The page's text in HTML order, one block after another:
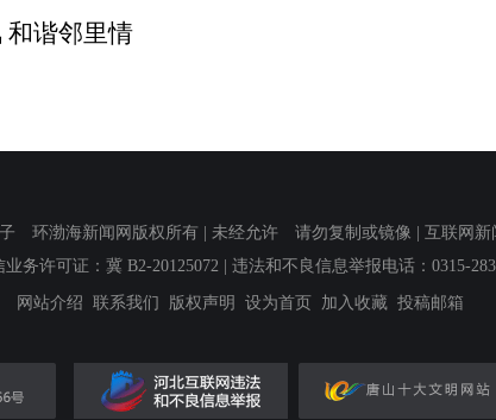
和谐邻里情
环渤海新闻网版权所有 | 未经允许 请勿复制或镜像 | 互联网新
业务许可证：冀 B2-20125072 | 违法和不良信息举报电话：0315-
网站介绍 联系我们 版权声明 设为首页 加入收藏 投稿邮箱